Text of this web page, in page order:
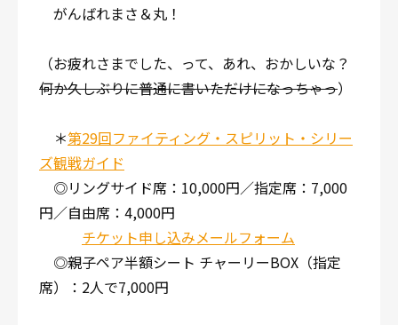
がんばれまさ＆丸！
（お疲れさまでした、って、あれ、おかしいな？
何か久しぶりに普通に書いただけになっちゃっ）
＊第29回ファイティング・スピリット・シリー
ズ観戦ガイド
◎リングサイド席：10,000円／指定席：7,000
円／自由席：4,000円
チケット申し込みメールフォーム
◎親子ペア半額シート チャーリーBOX（指定
席）：2人で7,000円